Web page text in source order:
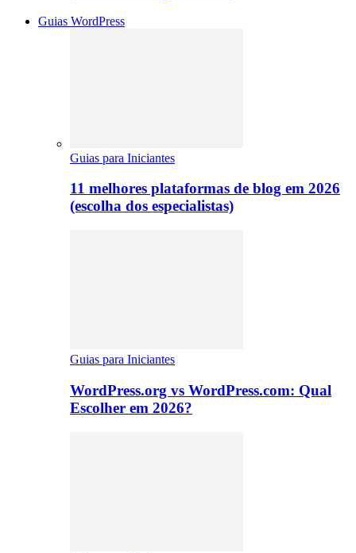
Guias WordPress
Guias para Iniciantes
11 melhores plataformas de blog em 2026
(escolha dos especialistas)
Guias para Iniciantes
WordPress.org vs WordPress.com: Qual
Escolher em 2026?